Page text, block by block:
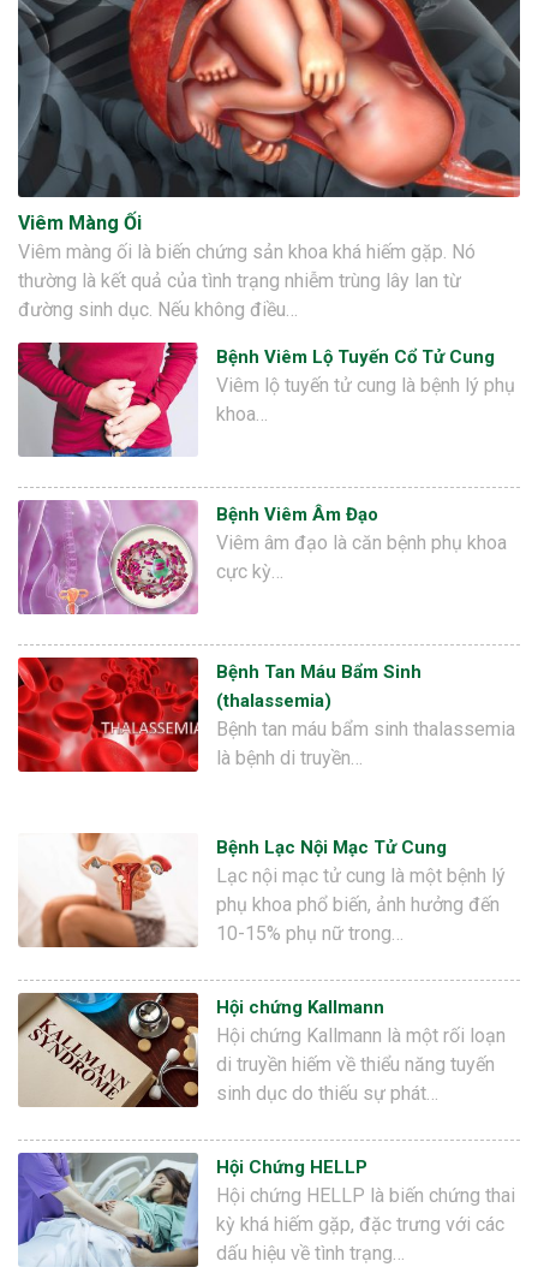
Viêm Màng Ối
Viêm màng ối là biến chứng sản khoa khá hiếm gặp. Nó
thường là kết quả của tình trạng nhiễm trùng lây lan từ
đường sinh dục. Nếu không điều…
Bệnh Viêm Lộ Tuyến Cổ Tử Cung
Viêm lộ tuyến tử cung là bệnh lý phụ
khoa…
Bệnh Viêm Âm Đạo
Viêm âm đạo là căn bệnh phụ khoa
cực kỳ…
Bệnh Tan Máu Bẩm Sinh
(thalassemia)
Bệnh tan máu bẩm sinh thalassemia
là bệnh di truyền…
Bệnh Lạc Nội Mạc Tử Cung
Lạc nội mạc tử cung là một bệnh lý
phụ khoa phổ biến, ảnh hưởng đến
10-15% phụ nữ trong…
Hội chứng Kallmann
Hội chứng Kallmann là một rối loạn
di truyền hiếm về thiểu năng tuyến
sinh dục do thiếu sự phát…
Hội Chứng HELLP
Hội chứng HELLP là biến chứng thai
kỳ khá hiếm gặp, đặc trưng với các
dấu hiệu về tình trạng…